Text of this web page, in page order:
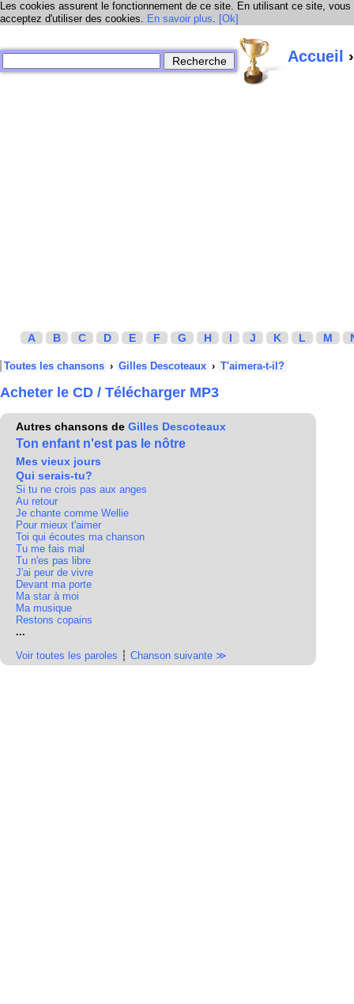
Les cookies assurent le fonctionnement de ce site. En utilisant ce site, vous
acceptez d'utiliser des cookies. En savoir plus. [Ok]
Accueil
A B C D E F G H I J K L M
Toutes les chansons › Gilles Descoteaux › T'aimera-t-il?
Acheter le CD / Télécharger MP3
Autres chansons de Gilles Descoteaux
Ton enfant n'est pas le nôtre
Mes vieux jours
Qui serais-tu?
Si tu ne crois pas aux anges
Au retour
Je chante comme Wellie
Pour mieux t'aimer
Toi qui écoutes ma chanson
Tu me fais mal
Tu n'es pas libre
J'ai peur de vivre
Devant ma porte
Ma star à moi
Ma musique
Restons copains
...
Voir toutes les paroles ┆ Chanson suivante ≫